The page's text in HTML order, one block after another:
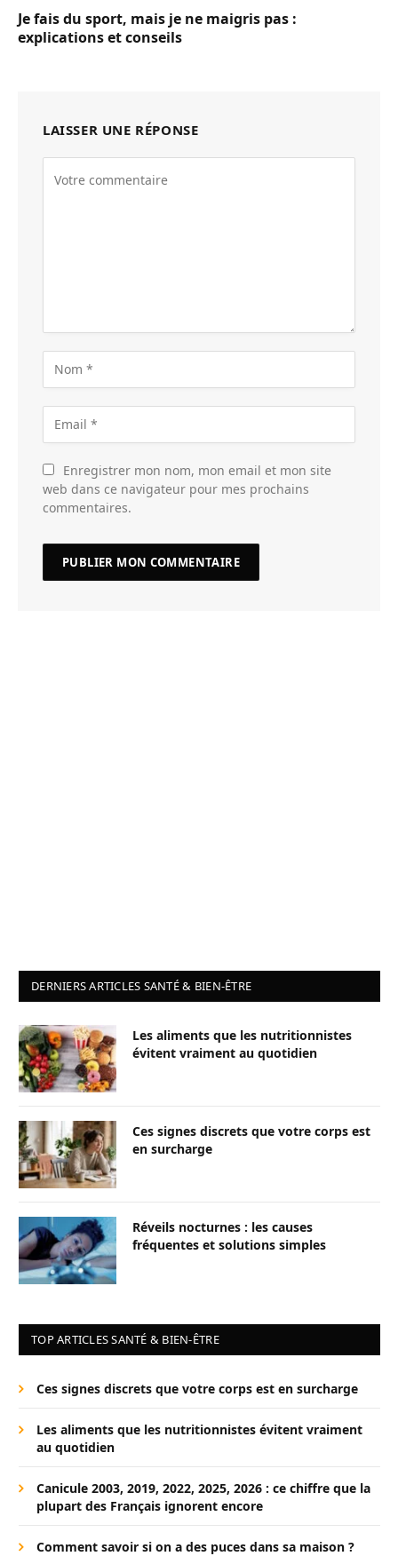
Je fais du sport, mais je ne maigris pas :
explications et conseils
LAISSER UNE RÉPONSE
Enregistrer mon nom, mon email et mon site
web dans ce navigateur pour mes prochains
commentaires.
DERNIERS ARTICLES SANTÉ & BIEN-ÊTRE
Les aliments que les nutritionnistes
évitent vraiment au quotidien
Ces signes discrets que votre corps est
en surcharge
Réveils nocturnes : les causes
fréquentes et solutions simples
TOP ARTICLES SANTÉ & BIEN-ÊTRE
Ces signes discrets que votre corps est en surcharge
Les aliments que les nutritionnistes évitent vraiment
au quotidien
Canicule 2003, 2019, 2022, 2025, 2026 : ce chiffre que la
plupart des Français ignorent encore
Comment savoir si on a des puces dans sa maison ?